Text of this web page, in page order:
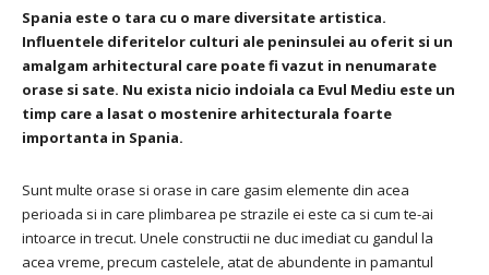
Spania este o tara cu o mare diversitate artistica.
Influentele diferitelor culturi ale peninsulei au oferit si un
amalgam arhitectural care poate fi vazut in nenumarate
orase si sate. Nu exista nicio indoiala ca Evul Mediu este un
timp care a lasat o mostenire arhitecturala foarte
importanta in Spania.
Sunt multe orase si orase in care gasim elemente din acea
perioada si in care plimbarea pe strazile ei este ca si cum te-ai
intoarce in trecut. Unele constructii ne duc imediat cu gandul la
acea vreme, precum castelele, atat de abundente in pamantul